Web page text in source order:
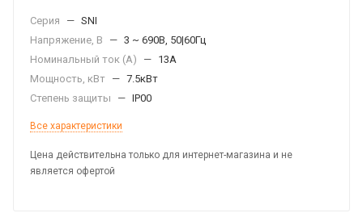
Серия — SNI
Напряжение, В
— 3 ~ 690В, 50|60Гц
Номинальный ток (А)
— 13А
Мощность, кВт — 7.5кВт
Степень защиты
— IP00
Все характеристики
Цена действительна только для интернет-магазина и не
является офертой